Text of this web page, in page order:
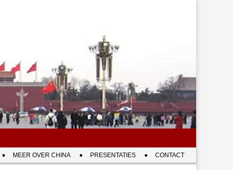
MEER OVER CHINA PRESENTATIES CONTACT